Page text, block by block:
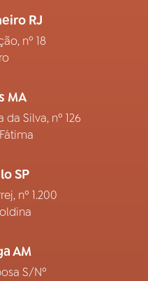
RJ
nº 18
MA
Silva, nº 126
SP
nº 1.200
AM
S/Nº